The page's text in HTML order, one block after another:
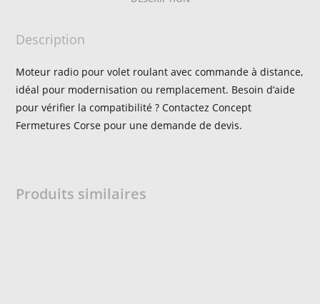
Description
Moteur radio pour volet roulant avec commande à distance,
idéal pour modernisation ou remplacement. Besoin d’aide
pour vérifier la compatibilité ? Contactez Concept
Fermetures Corse pour une demande de devis.
Produits similaires